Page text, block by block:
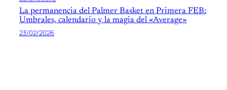
La permanencia del Palmer Basket en Primera FEB:
Umbrales, calendario y la magia del «Average»
23/02/2026